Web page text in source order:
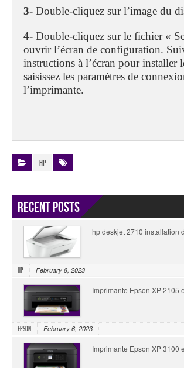
3- Double-cliquez sur l’image du
4- Double-cliquez sur le fichier «
ouvrir l’écran de configuration.
instructions à l’écran pour installer
saisissez les paramètres de
l’imprimante.
HP
Recent Posts
hp deskjet 2710 installation
HP February 8, 2023
Imprimante Epson XP 2105
Epson February 6, 2023
Imprimante Epson XP 3100